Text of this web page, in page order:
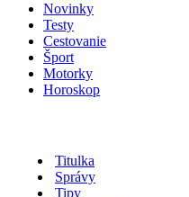
Novinky
Testy
Cestovanie
Šport
Motorky
Horoskop
Titulka
Správy
Tipy